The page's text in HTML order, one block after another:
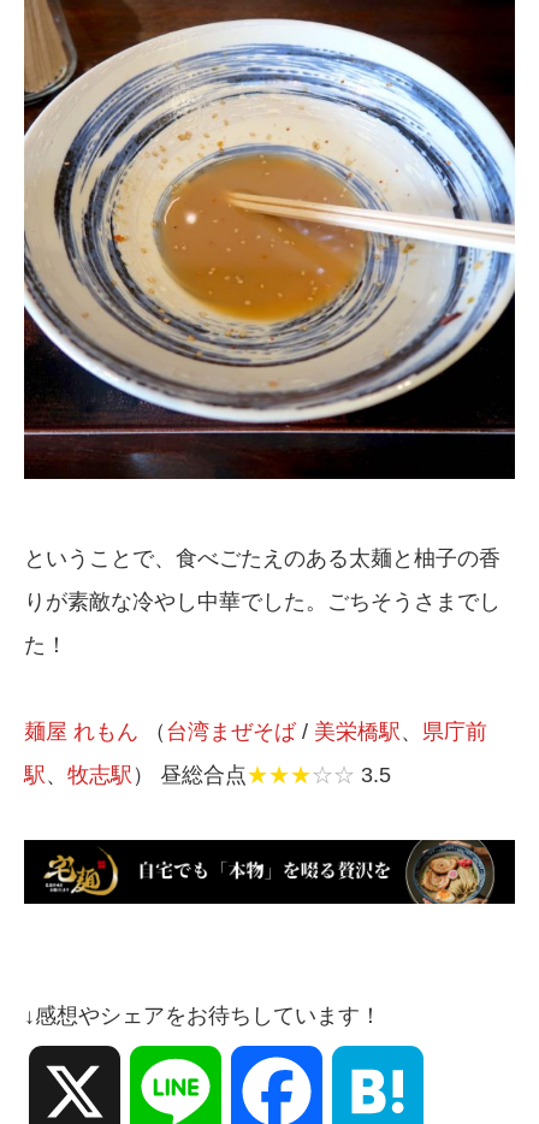
ということで、食べごたえのある太麺と柚子の香
りが素敵な冷やし中華でした。ごちそうさまでし
た！
麺屋 れもん （ 台湾まぜそば/ 美栄橋駅、 県庁前
駅、 牧志駅 ） 昼総合点★★★☆☆ 3.5
↓感想やシェアをお待ちしています！
Line Facebook